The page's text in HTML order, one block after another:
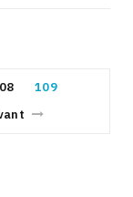
109